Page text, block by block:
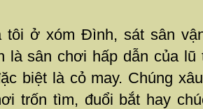
tôi ở xóm Đình, sát sân
là sân chơi hấp dẫn của lũ
biệt là cỏ may. Chúng
trốn tìm, đuổi bắt hay